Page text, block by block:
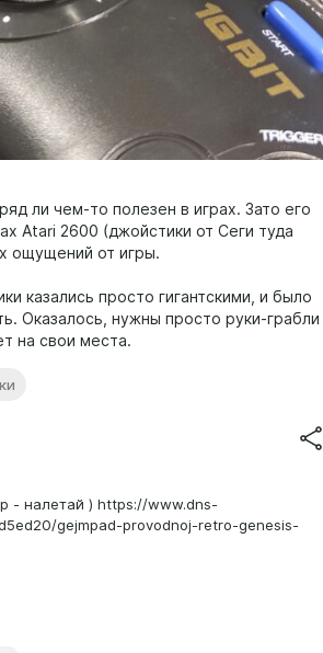
ли чем-то полезен в играх. Зато его
Atari 2600 (джойстики от Сеги туда
ощущений от игры.
казались просто гигантскими, и было
Оказалось, нужны просто руки-грабли
на свои места.
- налетай ) https://www.dns-
gejmpad-provodnoj-retro-genesis-